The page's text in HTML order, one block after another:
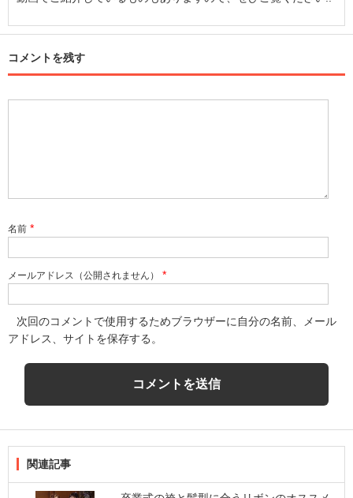
コメントを残す
名前 *
メールアドレス（公開されません） *
次回のコメントで使用するためブラウザーに自分の名前、メール
アドレス、サイトを保存する。
関連記事